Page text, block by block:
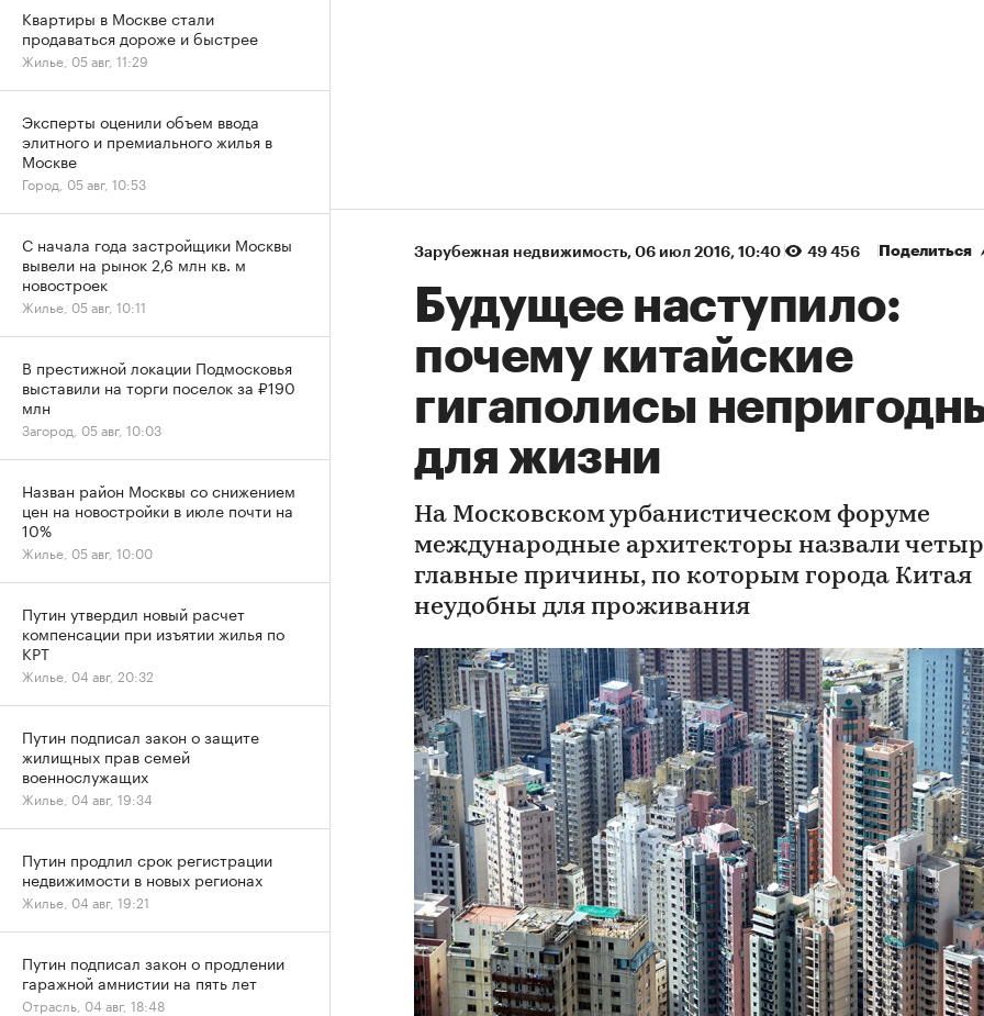
Зарубежная недвижимость⁠, 06 июл 2016, 10:40 49 456 Поделиться
Будущее наступило:
почему китайские
гигаполисы
для жизни
На Московском урбанистическом форуме
международные архитекторы назвали
главные причины, по которым города Китая
неудобны для проживания
Квартиры в Москве стали
продаваться дороже и быстрее
Жилье, 05 авг, 11:29
Эксперты оценили объем ввода
элитного и премиального жилья в
Москве
Город, 05 авг, 10:53
С начала года застройщики Москвы
вывели на рынок 2,6 млн кв. м
новостроек
Жилье, 05 авг, 10:11
В престижной локации Подмосковья
выставили на торги поселок за ₽190
млн
Загород, 05 авг, 10:03
Назван район Москвы со снижением
цен на новостройки в июле почти на
10%
Жилье, 05 авг, 10:00
Путин утвердил новый расчет
компенсации при изъятии жилья по
КРТ
Жилье, 04 авг, 20:32
Путин подписал закон о защите
жилищных прав семей
военнослужащих
Жилье, 04 авг, 19:34
Путин продлил срок регистрации
недвижимости в новых регионах
Жилье, 04 авг, 19:21
Путин подписал закон о продлении
гаражной амнистии на пять лет
Отрасль, 04 авг, 18:48